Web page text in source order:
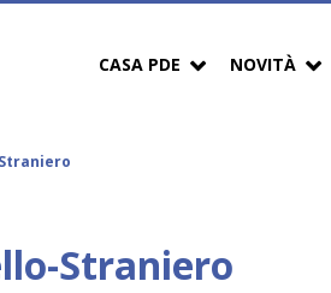
CASA PDE NOVITÀ
Straniero